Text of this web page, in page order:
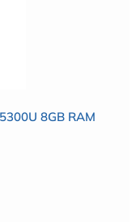
8GB RAM